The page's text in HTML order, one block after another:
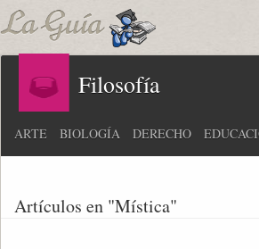
Filosofía
ARTE BIOLOGÍA DERECHO
Artículos en "Mística"